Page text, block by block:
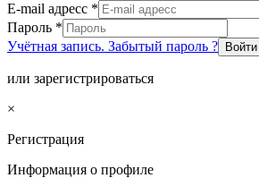
E-mail адресс *
Пароль *
Учётная запись. Забытый пароль ?
Войти
или зарегистрироваться
×
Регистрация
Информация о профиле